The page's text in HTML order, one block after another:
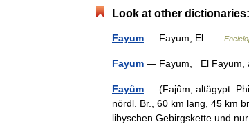
Look at other dictionaries:
Fayum — Fayum, El …
Fayum — Fayum, El Fayum,
Fayûm — (Fajûm, altägypt.
nördl. Br., 60 km lang, 45 km
libyschen Gebirgskette und